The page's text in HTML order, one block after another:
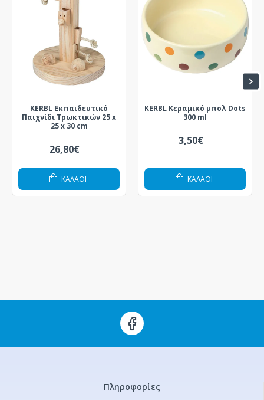
KERBL Εκπαιδευτικό
Παιχνίδι Τρωκτικών 25 x
25 x 30 cm
26,80€
ΚΑΛΆΘΙ
KERBL Κεραμικό μπολ Dots
300 ml
3,50€
ΚΑΛΆΘΙ
Πληροφορίες